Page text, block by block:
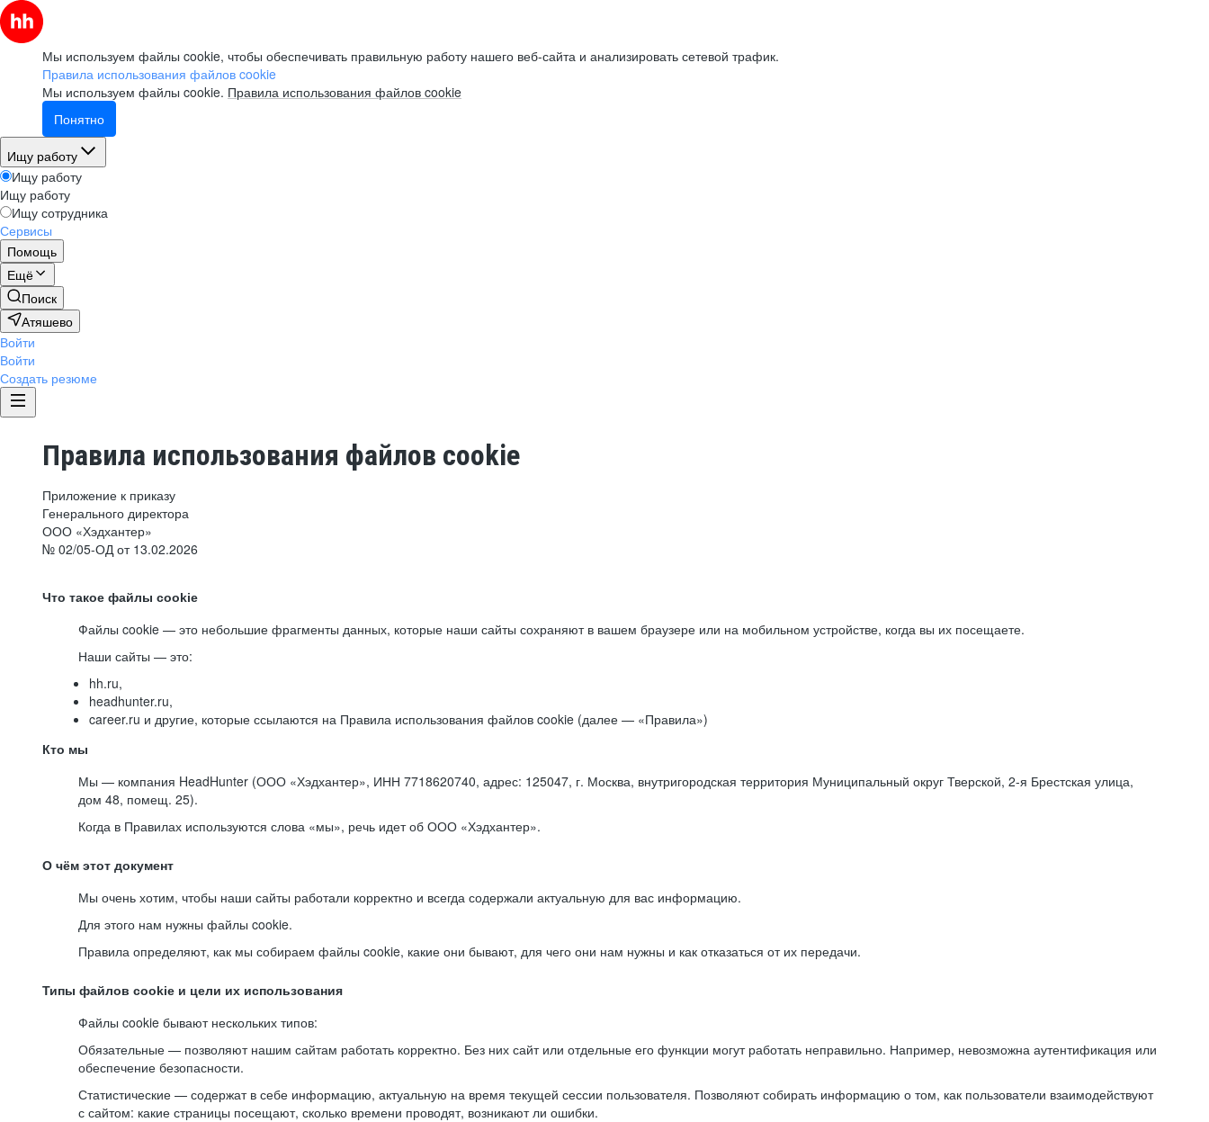
Мы используем файлы cookie, чтобы обеспечивать правильную работу нашего веб-сайта и анализировать сетевой трафик.
Правила использования файлов cookie
Мы используем файлы cookie. Правила использования файлов cookie
Понятно
Ищу работу
Ищу работу
Ищу работу
Ищу сотрудника
Сервисы
Помощь
Ещё
Поиск
Атяшево
Войти
Войти
Создать резюме
Правила использования файлов cookie
Приложение к приказу
Генерального директора
ООО «Хэдхантер»
№ 02/05-ОД от 13.02.2026
Что такое файлы cookie
Файлы cookie — это небольшие фрагменты данных, которые наши сайты сохраняют в вашем браузере или на мобильном устройстве, когда вы их посещаете.
Наши сайты — это:
hh.ru,
headhunter.ru,
career.ru и другие, которые ссылаются на Правила использования файлов cookie (далее — «Правила»)
Кто мы
Мы — компания HeadHunter (ООО «Хэдхантер», ИНН 7718620740, адрес: 125047, г. Москва, внутригородская территория Муниципальный округ Тверской, 2-я Брестская улица,
дом 48, помещ. 25).
Когда в Правилах используются слова «мы», речь идет об ООО «Хэдхантер».
О чём этот документ
Мы очень хотим, чтобы наши сайты работали корректно и всегда содержали актуальную для вас информацию.
Для этого нам нужны файлы cookie.
Правила определяют, как мы собираем файлы cookie, какие они бывают, для чего они нам нужны и как отказаться от их передачи.
Типы файлов cookie и цели их использования
Файлы cookie бывают нескольких типов:
Обязательные — позволяют нашим сайтам работать корректно. Без них сайт или отдельные его функции могут работать неправильно. Например, невозможна аутентификация или
обеспечение безопасности.
Статистические — содержат в себе информацию, актуальную на время текущей сессии пользователя. Позволяют собирать информацию о том, как пользователи взаимодействуют
с сайтом: какие страницы посещают, сколько времени проводят, возникают ли ошибки.